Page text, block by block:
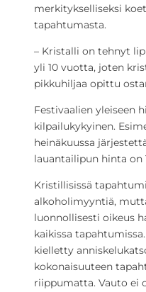
merkitykselliseksi
tapahtumasta.
– Kristalli on tehnyt
yli 10 vuotta, joten
pikkuhiljaa opittu
Festivaalien yleiseen
kilpailukykyinen.
heinäkuussa
lauantailipun hinta on
Kristillisissä
alkoholimyyntiä,
luonnollisesti oikeus
kaikissa
kielletty
kokonaisuuteen
riippumatta. Vauto ei